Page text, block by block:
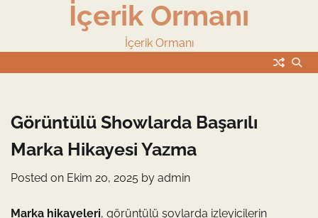
İçerik Ormanı
İçerik Ormanı
Görüntülü Showlarda Başarılı
Marka Hikayesi Yazma
Posted on Ekim 20, 2025 by admin
Marka hikayeleri, görüntülü şovlarda izleyicilerin